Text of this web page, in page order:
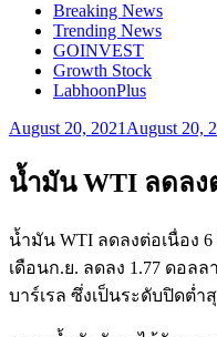
Breaking News
Trending News
GOINVEST
Growth Stock
LabhoonPlus
Posted
August 20, 2021 August 20,
น้ำมัน WTI ลดลง
น้ำมัน WTI ลดลงต่อเนื่อง
เดือนก.ย. ลดลง 1.77 ดอลล
บาร์เรล ซึ่งเป็นระดับปิดต่